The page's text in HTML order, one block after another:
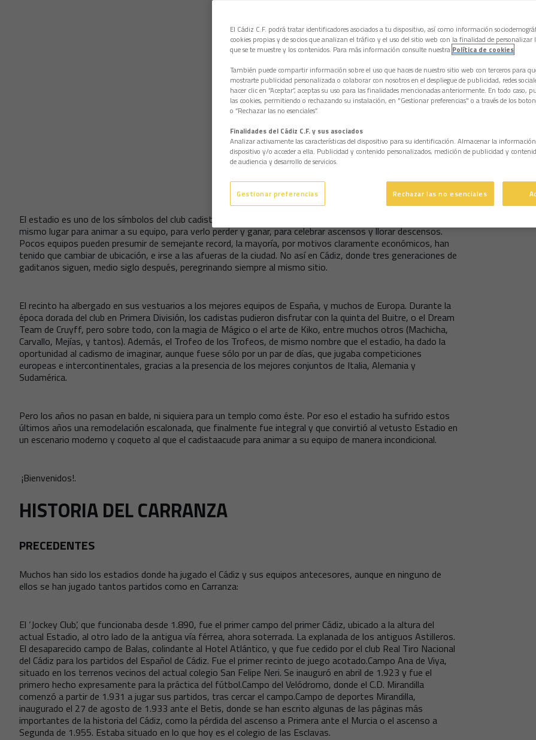
El estadio es uno de los símbolos del club cadista. Más de 65 años lleva el cadismo acudiendo siempre al
mismo lugar para animar a su equipo, para verlo perder y ganar, para celebrar ascensos y llorar descensos.
Pocos equipos pueden presumir de semejante record, la mayoría, por motivos claramente económicos, han
tenido que cambiar de ubicación, e irse a las afueras de la ciudad. No así en Cádiz, donde tres generaciones de
gaditanos siguen, medio siglo después, peregrinando siempre al mismo sitio.
El recinto ha albergado en sus vestuarios a los mejores equipos de España, y muchos de Europa. Durante la
época dorada del club en Primera División, los cadistas pudieron disfrutar con la quinta del Buitre, o el Dream
Team de Cruyff, pero sobre todo, con la magia de Mágico o el arte de Kiko, entre muchos otros (Machicha,
Carvallo, Mejías, y tantos). Además, el Trofeo de los Trofeos, de mismo nombre que el estadio, ha dado la
oportunidad al cadismo de imaginar, aunque fuese sólo por un par de días, que jugaba competiciones
europeas e intercontinentales, gracias a la presencia de los mejores conjuntos de Italia, Alemania y
Sudamérica.
Pero los años no pasan en balde, ni siquiera para un templo como éste. Por eso el estadio ha sufrido estos
últimos años una remodelación escalonada, que finalmente fue integral y que convirtió al vetusto Estadio en
un escenario moderno y coqueto al que el cadistaacude para animar a su equipo de manera incondicional.
¡Bienvenidos!.
HISTORIA DEL CARRANZA
PRECEDENTES
Muchos han sido los estadios donde ha jugado el Cádiz y sus equipos antecesores, aunque en ninguno de
ellos se han jugado tantos partidos como en Carranza:
El ‘Jockey Club’, que funcionaba desde 1.890, fue el primer campo del primer Cádiz, ubicado a la altura del
actual Estadio, al otro lado de la antigua vía férrea, ahora soterrada. La explanada de los antiguos Astilleros.
El desaparecido campo de Balas, colindante al Hotel Atlántico, y que fue cedido por el club Real Tiro Nacional
del Cádiz para los partidos del Español de Cádiz. Fue el primer recinto de juego acotado.Campo Ana de Viya,
situado en los terrenos vecinos del actual colegio San Felipe Neri. Se inauguró en abril de 1.923 y fue el
primero hecho expresamente para la práctica del fútbol.Campo del Velódromo, donde el C.D. Mirandilla
comenzó a partir de 1.931 a jugar sus partidos, tras cercar el campo.Campo de deportes Mirandilla,
inaugurado el 27 de agosto de 1.933 ante el Betis, donde se han escrito algunas de las páginas más
importantes de la historia del Cádiz, como la pérdida del ascenso a Primera ante el Murcia o el ascenso a
Segunda de 1.955. Estaba situado en lo que hoy es el colegio de las Esclavas.
El Cádiz C.F. podrá tratar identificadores asociados a tu dispositivo, así como información
cookies propias y de socios que analizan el tráfico y el uso del sitio web con la finalidad de
que se te muestre y los contenidos. Para más información consulte nuestra Política de cookies
También puede compartir información sobre el uso que haces de nuestro sitio web con terceros para
mostrarte publicidad personalizada o colaborar con nosotros en el despliegue de publicidad, redes
hacer clic en “Aceptar”, aceptas su uso para las finalidades mencionadas anteriormente. En todo caso,
las cookies, permitiendo o rechazando su instalación, en "Gestionar preferencias" o a través de los
o “Rechazar las no esenciales”.
Finalidades del Cádiz C.F. y sus asociados
Analizar activamente las características del dispositivo para su identificación. Almacenar la
dispositivo y/o acceder a ella. Publicidad y contenido personalizados, medición de publicidad y
de audiencia y desarrollo de servicios.
Gestionar preferencias Rechazar las no esenciales